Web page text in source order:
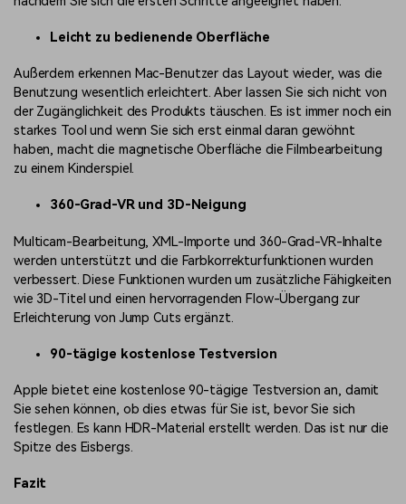
Leicht zu bedienende Oberfläche
Außerdem erkennen Mac-Benutzer das Layout wieder, was die
Benutzung wesentlich erleichtert. Aber lassen Sie sich nicht von
der Zugänglichkeit des Produkts täuschen. Es ist immer noch ein
starkes Tool und wenn Sie sich erst einmal daran gewöhnt
haben, macht die magnetische Oberfläche die Filmbearbeitung
zu einem Kinderspiel.
360-Grad-VR und 3D-Neigung
Multicam-Bearbeitung, XML-Importe und 360-Grad-VR-Inhalte
werden unterstützt und die Farbkorrekturfunktionen wurden
verbessert. Diese Funktionen wurden um zusätzliche Fähigkeiten
wie 3D-Titel und einen hervorragenden Flow-Übergang zur
Erleichterung von Jump Cuts ergänzt.
90-tägige kostenlose Testversion
Apple bietet eine kostenlose 90-tägige Testversion an, damit
Sie sehen können, ob dies etwas für Sie ist, bevor Sie sich
festlegen. Es kann HDR-Material erstellt werden. Das ist nur die
Spitze des Eisbergs.
Fazit